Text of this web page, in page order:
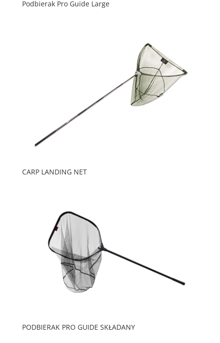
Podbierak Pro Guide Large
CARP LANDING NET
PODBIERAK PRO GUIDE SKŁADANY